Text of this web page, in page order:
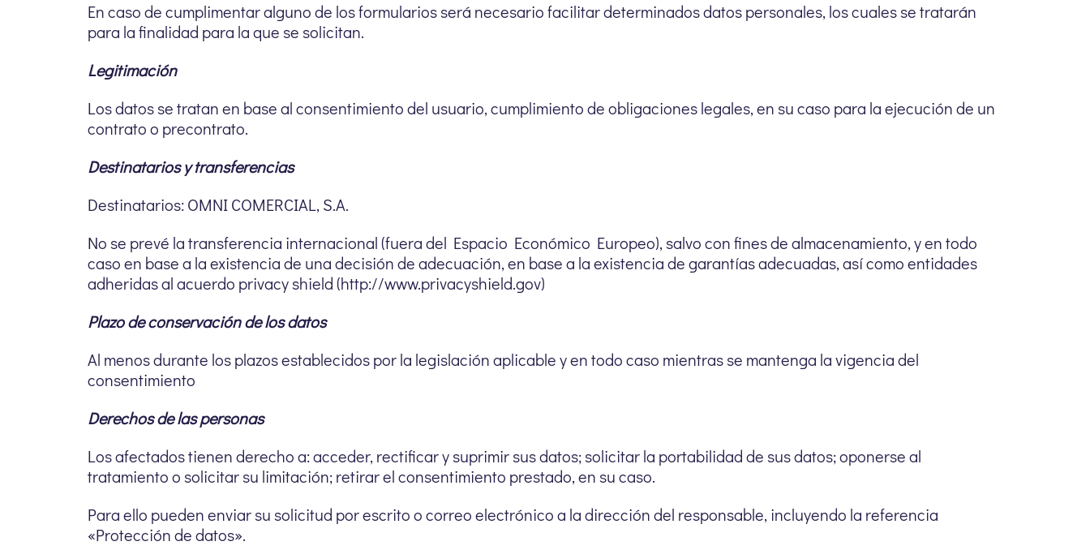
En caso de cumplimentar alguno de los formularios será necesario facilitar determinados datos personales, los cuales se tratarán
para la finalidad para la que se solicitan.
Legitimación
Los datos se tratan en base al consentimiento del usuario, cumplimiento de obligaciones legales, en su caso para la ejecución de un
contrato o precontrato.
Destinatarios y transferencias
Destinatarios: OMNI COMERCIAL, S.A.
No se prevé la transferencia internacional (fuera del Espacio Económico Europeo), salvo con fines de almacenamiento, y en todo
caso en base a la existencia de una decisión de adecuación, en base a la existencia de garantías adecuadas, así como entidades
adheridas al acuerdo privacy shield (http://www.privacyshield.gov)
Plazo de conservación de los datos
Al menos durante los plazos establecidos por la legislación aplicable y en todo caso mientras se mantenga la vigencia del
consentimiento
Derechos de las personas
Los afectados tienen derecho a: acceder, rectificar y suprimir sus datos; solicitar la portabilidad de sus datos; oponerse al
tratamiento o solicitar su limitación; retirar el consentimiento prestado, en su caso.
Para ello pueden enviar su solicitud por escrito o correo electrónico a la dirección del responsable, incluyendo la referencia
«Protección de datos».